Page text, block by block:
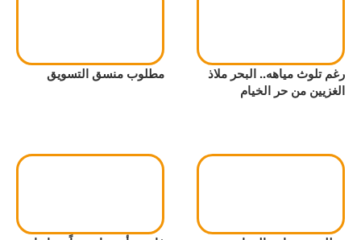
رغم تلوث مياهه.. البحر ملاذ
الغزيين من حر الخيام
مطلوب منسق التسويق